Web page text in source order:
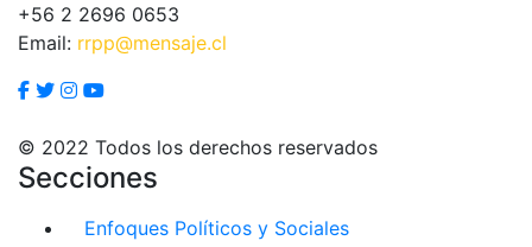
+56 2 2696 0653
Email: rrpp@mensaje.cl
© 2022 Todos los derechos reservados
Secciones
Enfoques Políticos y Sociales